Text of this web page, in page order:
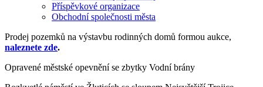
Příspěvkové organizace
Obchodní společnosti města
Prodej pozemků na výstavbu rodinných domů formou aukce,
naleznete zde.
Opravené městské opevnění se zbytky Vodní brány